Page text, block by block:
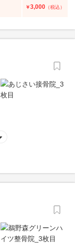
￥3,000 （税込）